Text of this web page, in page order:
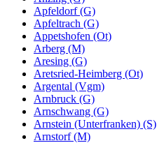
Apfeldorf (G)
Apfeltrach (G)
Appetshofen (Ot)
Arberg (M)
Aresing (G)
Aretsried-Heimberg (Ot)
Argental (Vgm)
Arnbruck (G)
Arnschwang (G)
Arnstein (Unterfranken) (S)
Arnstorf (M)